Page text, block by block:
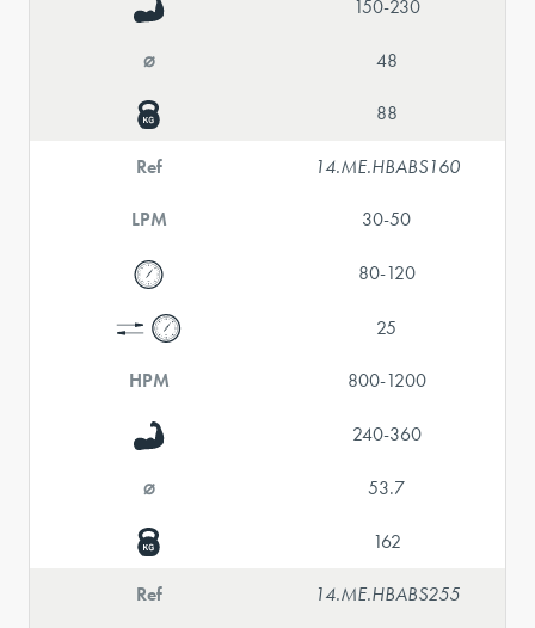
150-230
⌀ 48
88
Ref 14.ME.HBABS160
LPM 30-50
80-120
25
HPM 800-1200
240-360
⌀ 53.7
162
Ref 14.ME.HBABS255